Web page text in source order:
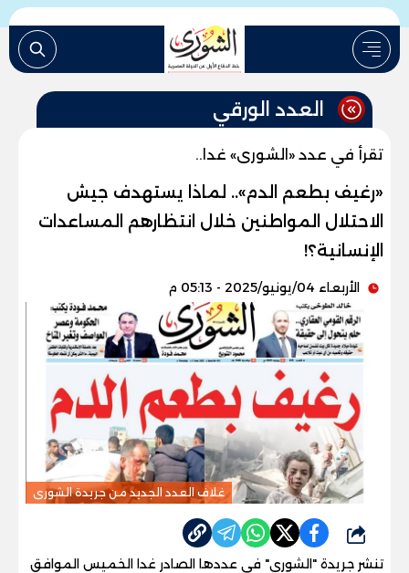
العدد الورقي
تقرأ في عدد «الشورى» غدا..
«رغيف بطعم الدم».. لماذا يستهدف جيش
الاحتلال المواطنين خلال انتظارهم المساعدات
الإنسانية؟!
الأربعاء 04/يونيو/2025 - 05:13 م
غلاف العدد الجديد من جريدة الشورى
شارك
تنشر جريدة "الشورى" في عددها الصادر غدا الخميس الموافق